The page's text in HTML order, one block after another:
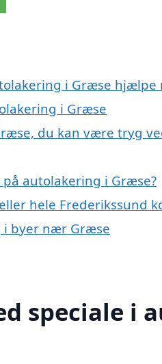
i Græse hjælpe
i Græse
du kan være tryg
autolakering i Græse?
hele Frederikssund
i byer nær Græse
speciale i